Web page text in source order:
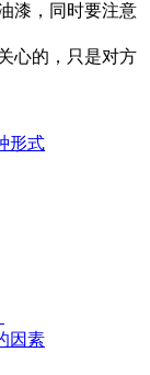
漆，同时要注意
心的，只是对方
形式
因素